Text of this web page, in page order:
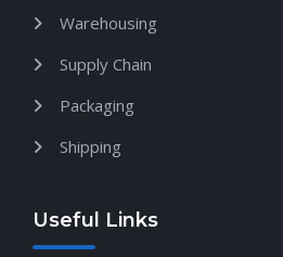
Warehousing
Supply Chain
Packaging
Shipping
Useful Links